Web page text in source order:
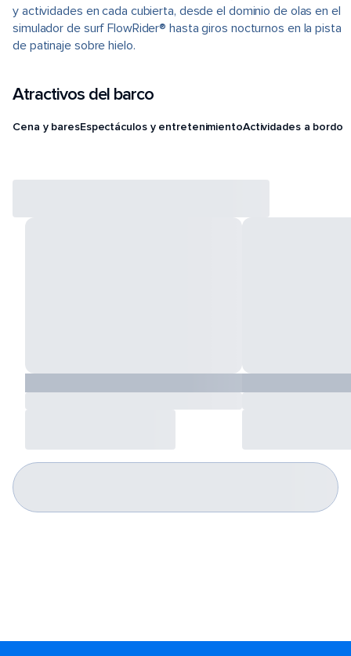
y actividades en cada cubierta, desde el dominio de olas en el
simulador de surf FlowRider® hasta giros nocturnos en la pista
de patinaje sobre hielo.
Atractivos del barco
Cena y baresEspectáculos y entretenimientoActividades a bordo